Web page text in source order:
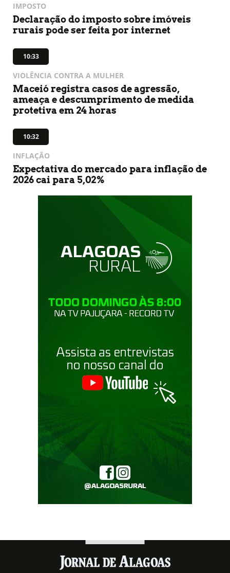
IMPOSTO
Declaração do imposto sobre imóveis
rurais pode ser feita por internet
10:33
VIOLÊNCIA CONTRA A MULHER
Maceió registra casos de agressão,
ameaça e descumprimento de medida
protetiva em 24 horas
10:32
INFLAÇÃO
Expectativa do mercado para inflação de
2026 cai para 5,02%